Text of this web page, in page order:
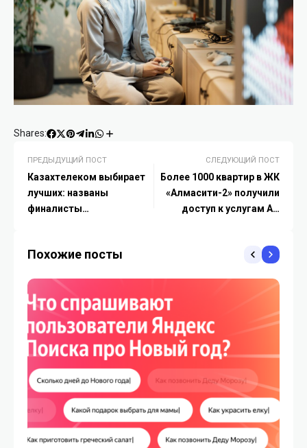
Shares:
ПРЕДЫДУЩИЙ ПОСТ
Казахтелеком выбирает
лучших: названы
финалисты
универсальных
СЛЕДУЮЩИЙ ПОСТ
Более 1000 квартир в ЖК
«Алмасити-2» получили
доступ к услугам АО
Похожие посты